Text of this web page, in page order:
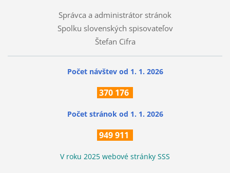
Správca a administrátor stránok
Spolku slovenských spisovateľov
Štefan Cifra
Počet návštev od 1. 1. 2026
370 176
Počet stránok od 1. 1. 2026
949 911
V roku 2025 webové stránky SSS